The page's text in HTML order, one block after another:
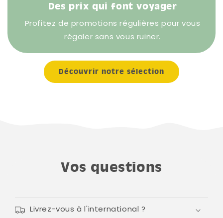
Des prix qui font voyager
Profitez de promotions régulières pour vous
régaler sans vous ruiner.
Découvrir notre sélection
Vos questions
Livrez-vous à l'international ?